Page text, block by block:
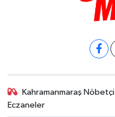
Kahramanmaraş Nöbetçi
Eczaneler